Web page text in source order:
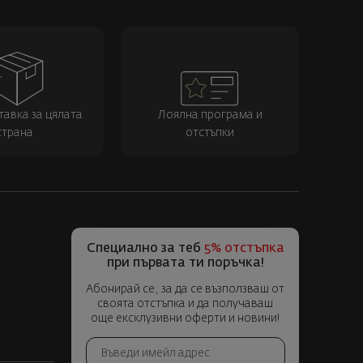
за цялата
Лоялна програма и
отстъпки
Специално за теб 5% отстъпка
при първата ти поръчка!
Абонирай се, за да се възползваш от
своята отстъпка и да получаваш
още ексклузивни оферти и новини!